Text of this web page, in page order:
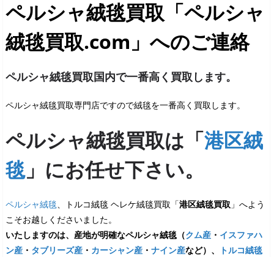
ペルシャ絨毯買取「ペルシャ
絨毯買取.com」へのご連絡
ペルシャ絨毯買取国内で一番高く買取します。
ペルシャ絨毯買取専門店ですので絨毯を一番高く買取します。
ペルシャ絨毯買取は「港区絨
毯」にお任せ下さい。
ペルシャ絨毯、トルコ絨毯 ヘレケ絨毯買取「港区絨毯買取 」へよう
こそお越しくださいました。
いたしますのは、産地が明確なペルシャ絨毯（クム産 ・ イスファハ
ン産 ・ タブリーズ産 ・ カーシャン産 ・ ナイン産など）、
トルコ絨毯